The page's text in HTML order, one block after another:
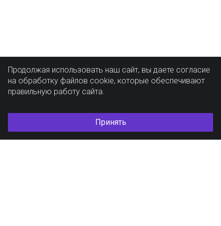
Продолжая использовать наш сайт, вы даете согласие
на обработку файлов cookie, которые обеспечивают
правильную работу сайта.
Принять